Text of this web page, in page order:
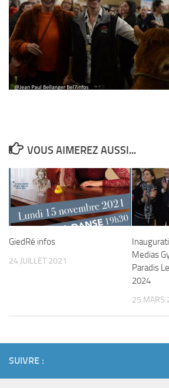
VOUS AIMEREZ AUSSI...
GiedRé infos
24 JUILLET 2021
Medias
Paradis
2024
25 MARS
SUIVRE :